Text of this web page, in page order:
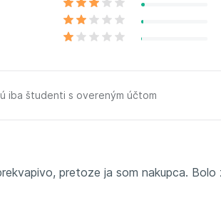
iba študenti s overeným účtom
pretoze ja som nakupca. Bolo